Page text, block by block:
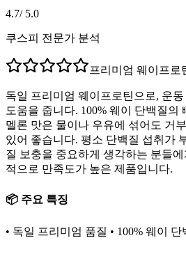
4.7/ 5.0
쿠스피 전문가 분석
프리미엄 웨이프로
독일 프리미엄 웨이프로틴으로, 운
도움을 줍니다. 100% 웨이 단백질의
멜론 맛은 물이나 우유에 섞어도 거
있어 좋습니다. 평소 단백질 섭취가
질 보충을 중요하게 생각하는 분들
적으로 만족도가 높은 제품입니다.
📦 주요 특징
• 독일 프리미엄 품질 • 100% 웨이